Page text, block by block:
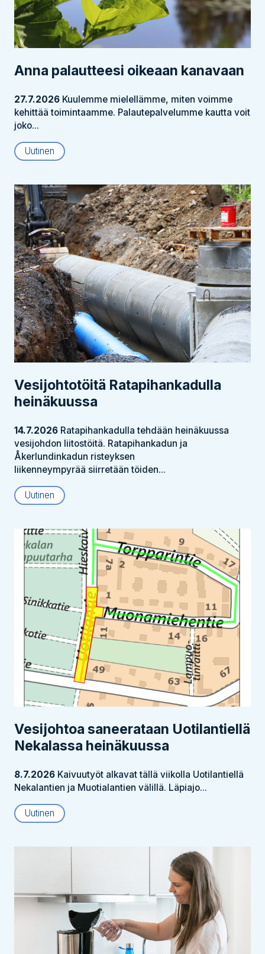
Anna palautteesi oikeaan kanavaan
27.7.2026 Kuulemme mielellämme, miten voimme
kehittää toimintaamme. Palautepalvelumme kautta voit
joko...
Uutinen
Vesijohtotöitä Ratapihankadulla
heinäkuussa
14.7.2026 Ratapihankadulla tehdään heinäkuussa
vesijohdon liitostöitä. Ratapihankadun ja
Åkerlundinkadun risteyksen
liikenneympyrää siirretään töiden...
Uutinen
Vesijohtoa saneerataan Uotilantiellä
Nekalassa heinäkuussa
8.7.2026 Kaivuutyöt alkavat tällä viikolla Uotilantiellä
Nekalantien ja Muotialantien välillä. Läpiajo...
Uutinen